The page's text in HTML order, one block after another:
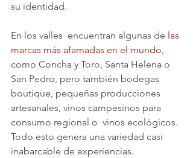
su identidad.
En los valles  encuentran algunas de las
marcas más afamadas en el mundo,
como Concha y Toro, Santa Helena o
San Pedro, pero también bodegas
boutique, pequeñas producciones
artesanales, vinos campesinos para
consumo regional o  vinos ecológicos.
Todo esto genera una variedad casi
inabarcable de experiencias.